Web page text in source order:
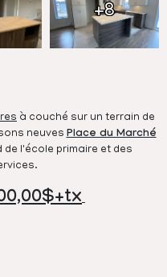
+8
à couché sur un terrain de
neuves Place du Marché
l'école primaire et des